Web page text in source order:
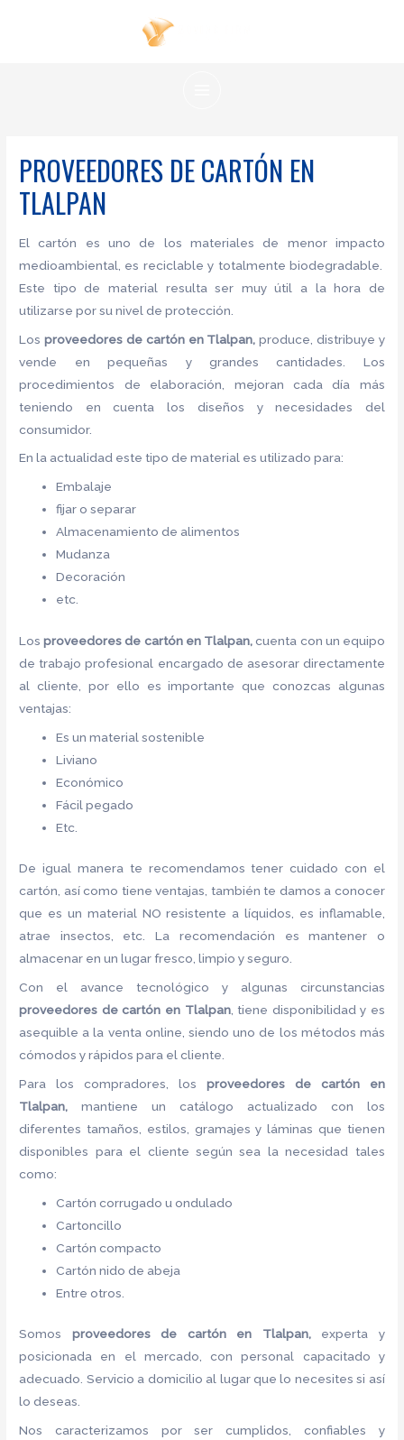
PROVEEDORES DE CARTÓN EN
TLALPAN
El cartón es uno de los materiales de menor impacto
medioambiental, es reciclable y totalmente biodegradable.
Este tipo de material resulta ser muy útil a la hora de
utilizarse por su nivel de protección.
Los proveedores de cartón en Tlalpan, produce, distribuye y
vende en pequeñas y grandes cantidades. Los
procedimientos de elaboración, mejoran cada día más
teniendo en cuenta los diseños y necesidades del
consumidor.
En la actualidad este tipo de material es utilizado para:
Embalaje
fijar o separar
Almacenamiento de alimentos
Mudanza
Decoración
etc.
Losproveedores de cartónen Tlalpan,cuenta con un equipo
de trabajo profesional encargado de asesorar directamente
al cliente, por ello es importante que conozcas algunas
ventajas:
Es un material sostenible
Liviano
Económico
Fácil pegado
Etc.
De igual manera te recomendamos tener cuidado con el
cartón, así como tiene ventajas, también te damos a conocer
que es un material NO resistente a líquidos, es inflamable,
atrae insectos, etc. La recomendación es mantener o
almacenar en un lugar fresco, limpio y seguro.
Con el avance tecnológico y algunas circunstancias
proveedores decartón en Tlalpan, tiene disponibilidad y es
asequible a la venta online, siendo uno de los métodos más
cómodos y rápidos para el cliente.
Para los compradores, los proveedores de cartónen
Tlalpan,mantiene un catálogo actualizado con los
diferentes tamaños, estilos, gramajes y láminas que tienen
disponibles para el cliente según sea la necesidad tales
como:
Cartón corrugado u ondulado
Cartoncillo
Cartón compacto
Cartón nido de abeja
Entre otros.
Somos proveedores de cartónen Tlalpan, experta y
posicionada en el mercado, con personal capacitado y
adecuado. Servicio a domicilio al lugar que lo necesites si así
lo deseas.
Nos caracterizamos por ser cumplidos, confiables y